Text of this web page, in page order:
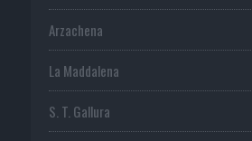
Arzachena
La Maddalena
S. T. Gallura